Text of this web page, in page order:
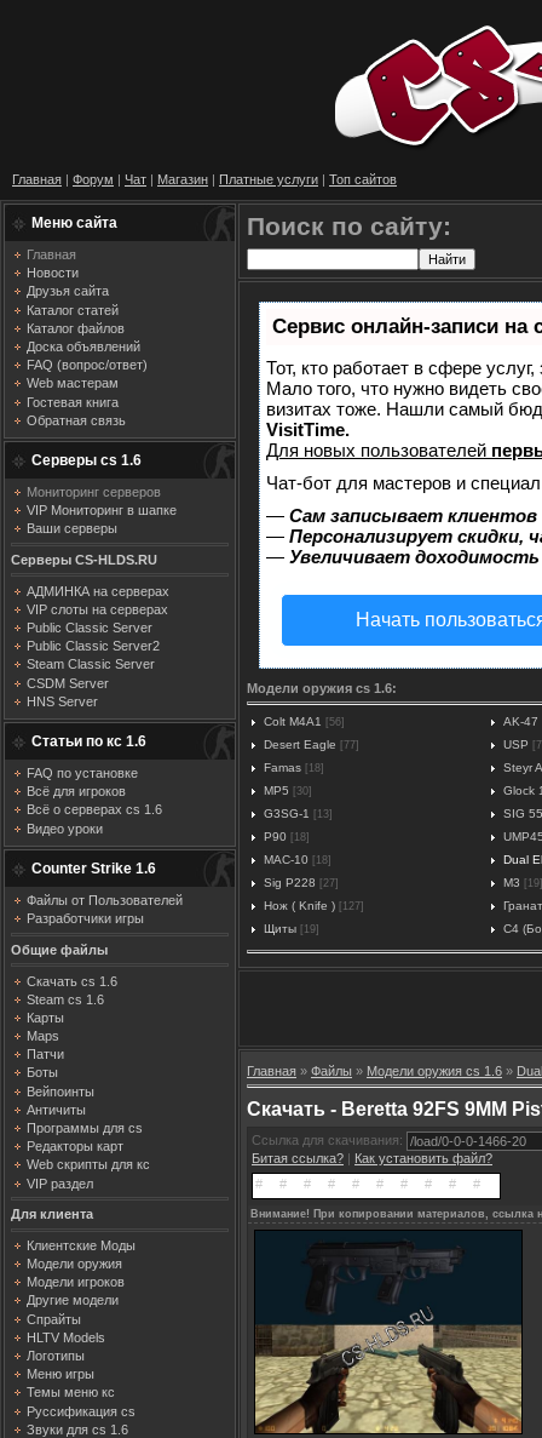
Главная | Форум | Чат | Магазин | Платные услуги | Топ сайтов
Меню сайта
Главная
Новости
Друзья сайта
Каталог статей
Каталог файлов
Доска объявлений
FAQ (вопрос/ответ)
Web мастерам
Гостевая книга
Обратная связь
Серверы cs 1.6
Мониторинг серверов
VIP Мониторинг в шапке
Ваши серверы
Серверы CS-HLDS.RU
АДМИНКА на серверах
VIP слоты на серверах
Public Classic Server
Public Classic Server2
Steam Classic Server
CSDM Server
HNS Server
Статьи по кс 1.6
FAQ по установке
Всё для игроков
Всё о серверах cs 1.6
Видео уроки
Counter Strike 1.6
Файлы от Пользователей
Разработчики игры
Общие файлы
Скачать cs 1.6
Steam cs 1.6
Карты
Maps
Патчи
Боты
Вейпоинты
Античиты
Программы для cs
Редакторы карт
Web скрипты для кс
VIP раздел
Для клиента
Клиентские Моды
Модели оружия
Модели игроков
Другие модели
Спрайты
HLTV Models
Логотипы
Меню игры
Темы меню кс
Руссификация cs
Звуки для cs 1.6
Поиск по сайту:
Сервис онлайн-записи на
Тот, кто работает в сфере
Мало того, что нужно видеть
визитах тоже. Нашли самый
VisitTime.
Для новых пользователей
Чат-бот для мастеров и
— Сам записывает
— Персонализирует скидки,
— Увеличивает
Начать
Модели оружия cs 1.6:
Colt M4A1 [56]
AK-47
Desert Eagle
[77] USP
Famas [18]
Steyr
MP5
[30]
Glock
G3SG-1
[13]
SIG
P90
[18]
MAC-10
[18]
Dual
Sig P228
[27] M3 [19]
Нож ( Knife ) [127]
Щиты
[19] C4
Главная » Файлы » Модели оружия cs 1.6 »
Скачать - Beretta 92FS 9MM
Ссылка для скачивания:
Битая ссылка? | Как установить файл?
Внимание! При копировании материалов, ссылка